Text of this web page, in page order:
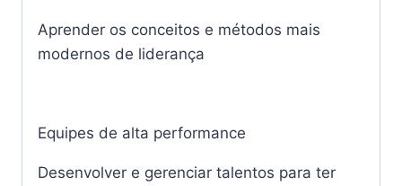
Aprender os conceitos e métodos mais
modernos de liderança
Equipes de alta performance​
Desenvolver e gerenciar talentos para ter